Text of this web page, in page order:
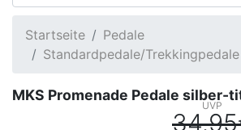
Startseite
Pedale
Standardpedale/Trekkingpedale
MKS Promenade Pedale silber-